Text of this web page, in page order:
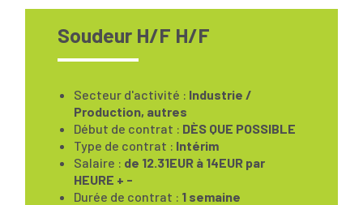
Soudeur H/F H/F
Secteur d'activité : Industrie /
Production, autres
Début de contrat : DÈS QUE POSSIBLE
Type de contrat : Intérim
Salaire : de 12.31EUR à 14EUR par
HEURE + -
Durée de contrat : 1 semaine